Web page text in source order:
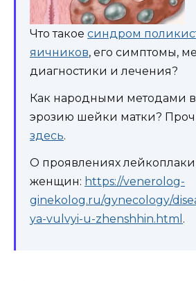
Что такое синдром
яичников, его симптомы,
диагностики и лечения?
Как народными методами
эрозию шейки матки?
здесь.
О проявлениях
женщин: https://venerolog-
ginekolog.ru/gynecology/
ya-vulvyi-u-zhenshhin.html .